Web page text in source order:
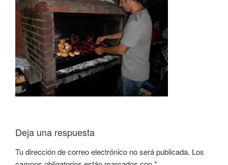
Deja una respuesta
Tu dirección de correo electrónico no será publicada. Los